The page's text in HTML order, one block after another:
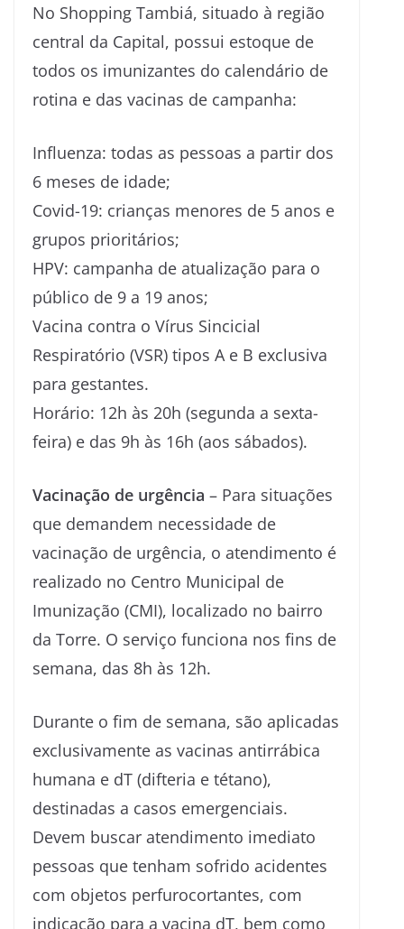
No Shopping Tambiá, situado à região
central da Capital, possui estoque de
todos os imunizantes do calendário de
rotina e das vacinas de campanha:
Influenza: todas as pessoas a partir dos
6 meses de idade;
Covid-19: crianças menores de 5 anos e
grupos prioritários;
HPV: campanha de atualização para o
público de 9 a 19 anos;
Vacina contra o Vírus Sincicial
Respiratório (VSR) tipos A e B exclusiva
para gestantes.
Horário: 12h às 20h (segunda a sexta-
feira) e das 9h às 16h (aos sábados).
Vacinação de urgência – Para situações
que demandem necessidade de
vacinação de urgência, o atendimento é
realizado no Centro Municipal de
Imunização (CMI), localizado no bairro
da Torre. O serviço funciona nos fins de
semana, das 8h às 12h.
Durante o fim de semana, são aplicadas
exclusivamente as vacinas antirrábica
humana e dT (difteria e tétano),
destinadas a casos emergenciais.
Devem buscar atendimento imediato
pessoas que tenham sofrido acidentes
com objetos perfurocortantes, com
indicação para a vacina dT, bem como